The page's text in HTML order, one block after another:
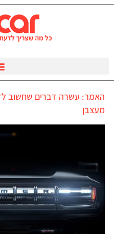
האמר: עשרה דברים שחשוב
מעצבן